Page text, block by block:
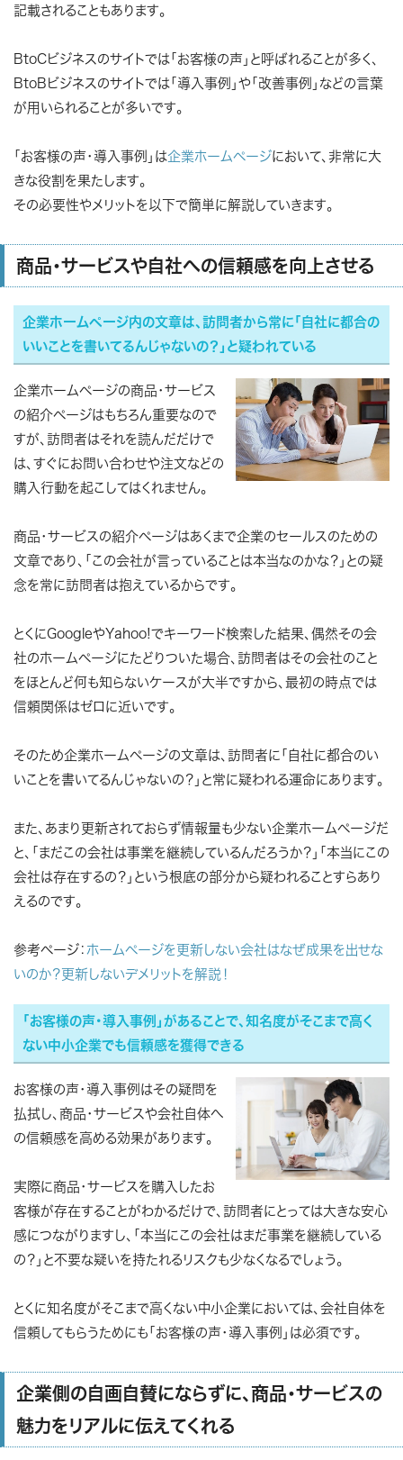
記載されることもあります。
BtoCビジネスのサイトでは「お客様の声」と呼ばれることが多く、
BtoBビジネスのサイトでは「導入事例」や「改善事例」などの言葉
が用いられることが多いです。
「お客様の声・導入事例」は企業ホームページにおいて、非常に大
きな役割を果たします。
その必要性やメリットを以下で簡単に解説していきます。
商品・サービスや自社への信頼感を向上させる
企業ホームページ内の文章は、訪問者から常に「自社に都合の
いいことを書いてるんじゃないの？」と疑われている
企業ホームページの商品・サービス
の紹介ページはもちろん重要なので
すが、訪問者はそれを読んだだけで
は、すぐにお問い合わせや注文などの
購入行動を起こしてはくれません。
商品・サービスの紹介ページはあくまで企業のセールスのための
文章であり、 「この会社が言っていることは本当なのかな？」 との疑
念を常に訪問者は抱えているからです。
とくにGoogleやYahoo!でキーワード検索した結果、偶然その会
社のホームページにたどりついた場合、訪問者はその会社のこと
をほとんど何も知らないケースが大半ですから、最初の時点では
信頼関係はゼロに近いです。
そのため企業ホームページの文章は、訪問者に「自社に都合のい
いことを書いてるんじゃないの？」と常に疑われる運命にあります。
また、あまり更新されておらず情報量も少ない企業ホームページだ
と、「まだこの会社は事業を継続しているんだろうか？」「本当にこの
会社は存在するの？」という根底の部分から疑われることすらあり
えるのです。
参考ページ： ホームページを更新しない会社はなぜ成果を出せな
いのか？更新しないデメリットを解説！
「お客様の声・導入事例」があることで、知名度がそこまで高く
ない中小企業でも信頼感を獲得できる
お客様の声・導入事例はその疑問を
払拭し、商品・サービスや会社自体へ
の信頼感を高める効果があります。
実際に商品・サービスを購入したお
客様が存在することがわかるだけで、訪問者にとっては大きな安心
感につながりますし、「本当にこの会社はまだ事業を継続している
の？」と不要な疑いを持たれるリスクも少なくなるでしょう。
とくに知名度がそこまで高くない中小企業においては、会社自体を
信頼してもらうためにも「お客様の声・導入事例」は必須です。
企業側の自画自賛にならずに、商品・サービスの
魅力をリアルに伝えてくれる